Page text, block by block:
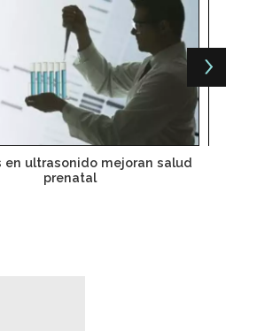
en ultrasonido mejoran salud
prenatal